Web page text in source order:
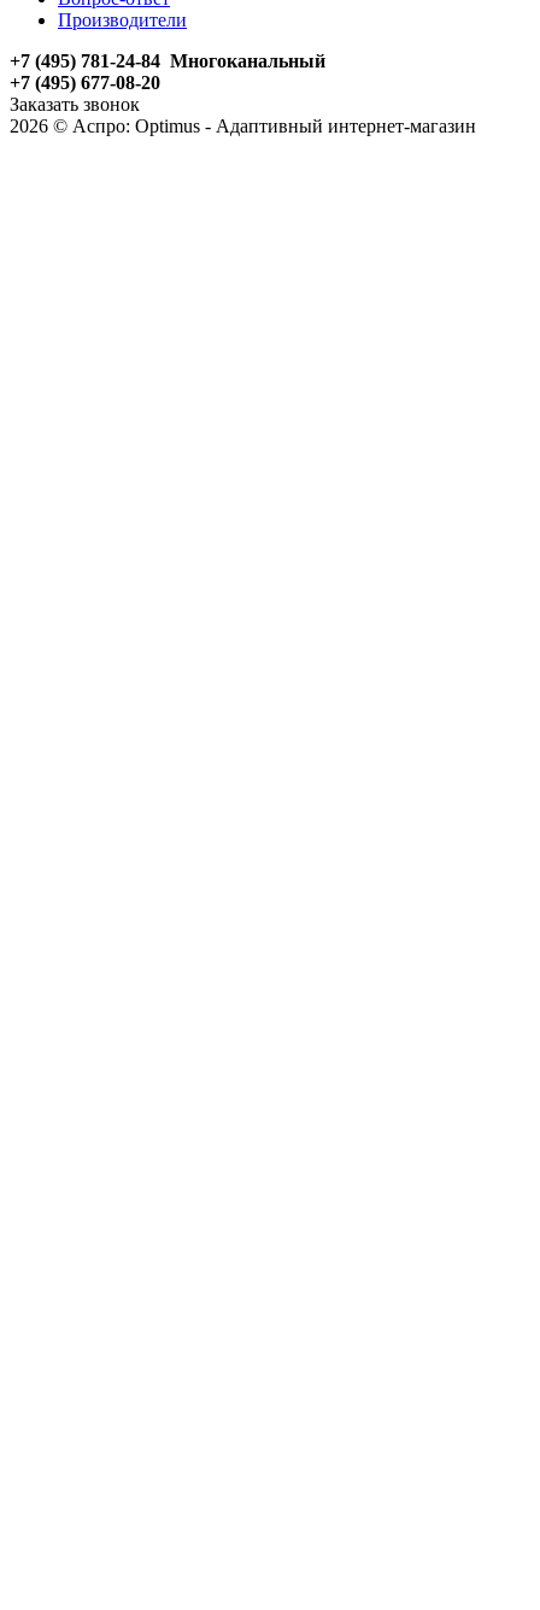
Производители
+7 (495) 781-24-84 Многоканальный
+7 (495) 677-08-20
Заказать звонок
2026 © Аспро: Optimus - Адаптивный интернет-магазин